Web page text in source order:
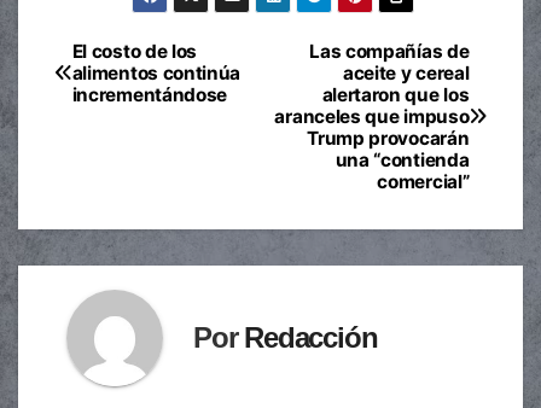
Navegación
de
Las compañías de
aceite y cereal
alertaron que los
aranceles que impuso
Trump provocarán
una “contienda
comercial”
El costo de los
alimentos continúa
incrementándose
PorRedacción